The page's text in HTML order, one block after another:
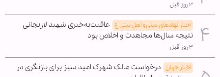
۳ روز قبل
اخبار نهادهای دینی و اهل بیتی ع عاقبت‌به‌خیری شهید لاریجانی
نتیجه سال‌ها مجاهدت و اخلاص بود
۳ روز قبل
اخبار جهان درخواست مالک شهرک امید سبز برای بازنگری در